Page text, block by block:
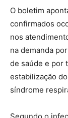
O boletim
confirmados
nos
na demanda
de saúde e por
estabilização
síndrome